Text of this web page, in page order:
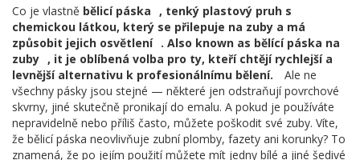
Co je vlastně bělicí páska , tenký plastový pruh s
chemickou látkou, který se přilepuje na zuby a má
způsobit jejich osvětlení . Also known as bělící páska na
zuby , it je oblíbená volba pro ty, kteří chtějí rychlejší a
levnější alternativu k profesionálnímu bělení.
Ale ne
všechny pásky jsou stejné — některé jen odstraňují povrchové
skvrny, jiné skutečně pronikají do emalu. A pokud je používáte
nepravidelně nebo příliš často, můžete poškodit své zuby. Víte,
že bělicí páska neovlivňuje zubní plomby, fazety ani korunky? To
znamená, že po jejím použití můžete mít jedny bílé a jiné šedivé